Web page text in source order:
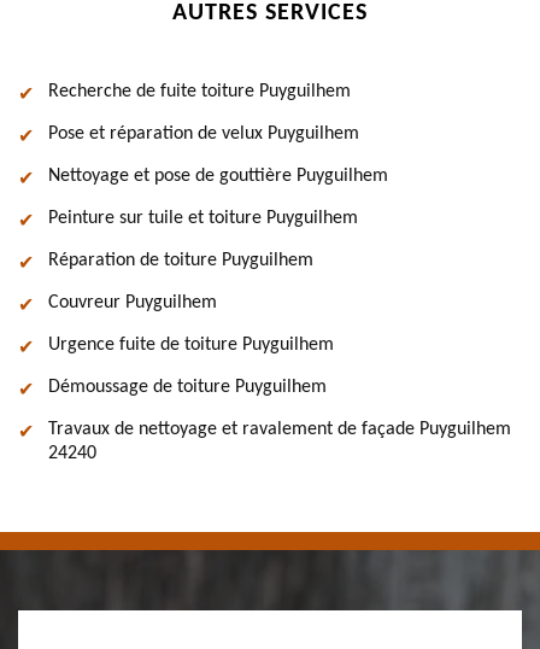
AUTRES SERVICES
Recherche de fuite toiture Puyguilhem
Pose et réparation de velux Puyguilhem
Nettoyage et pose de gouttière Puyguilhem
Peinture sur tuile et toiture Puyguilhem
Réparation de toiture Puyguilhem
Couvreur Puyguilhem
Urgence fuite de toiture Puyguilhem
Démoussage de toiture Puyguilhem
Travaux de nettoyage et ravalement de façade Puyguilhem
24240